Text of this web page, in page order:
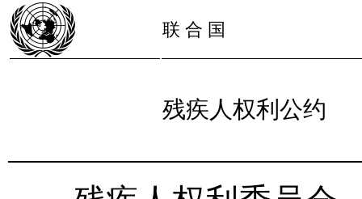
联 合 国
残疾人权利公约